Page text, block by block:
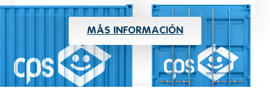
MÁS INFORMACIÓN